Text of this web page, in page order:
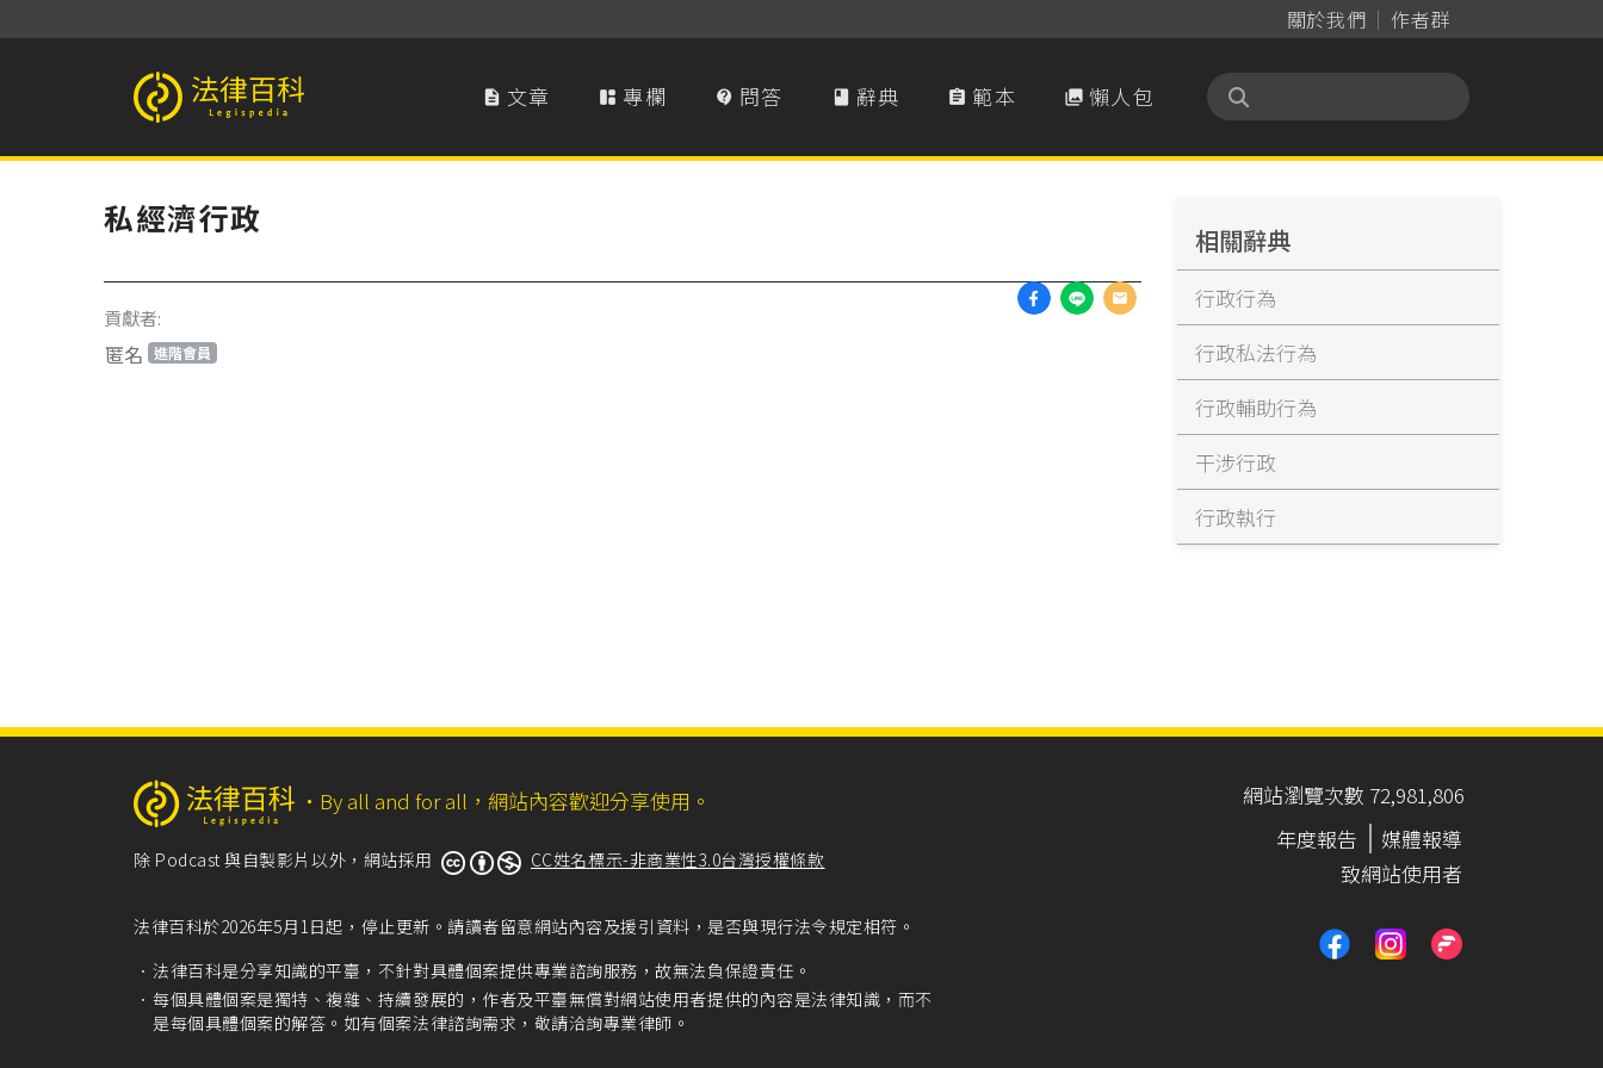
關於我們 作者群
法律百科 Legispedia  文章  專欄  問答  辭典  範本  懶人包
私經濟行政
貢獻者:
匿名 進階會員
相關辭典
行政行為
行政私法行為
行政輔助行為
干涉行政
行政執行
‧ By all and for all，網站內容歡迎分享使用。
除 Podcast 與自製影片以外，網站採用 CC姓名標示-非商業性3.0台灣授權條款
法律百科於2026年5月1日起，停止更新。請讀者留意網站內容及援引資料，是否與現行法令規定相符。
法律百科是分享知識的平臺，不針對具體個案提供專業諮詢服務，故無法負保證責任。
每個具體個案是獨特、複雜、持續發展的，作者及平臺無償對網站使用者提供的內容是法律知識，而不
是每個具體個案的解答。如有個案法律諮詢需求，敬請洽詢專業律師。
網站瀏覽次數 72,981,806
年度報告
媒體報導
致網站使用者